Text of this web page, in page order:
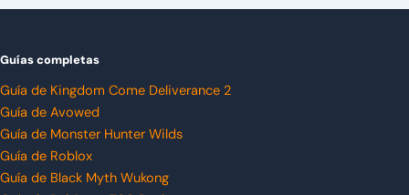
Guías completas
Guía de Kingdom Come Deliverance 2
Guía de Avowed
Guía de Monster Hunter Wilds
Guía de Roblox
Guía de Black Myth Wukong